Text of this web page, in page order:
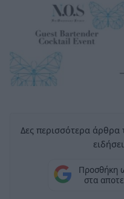
Δες περισσότερα
Προσθήκη
στα